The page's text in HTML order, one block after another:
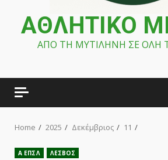
ΑΘΛΗΤΙΚΟ
ΑΠΟ ΤΗ ΜΥΤΙΛΗΝΗ ΣΕ ΟΛΗ
Home 2025 Δεκέμβριος 11
Α ΕΠΣΛ ΛΕΣΒΟΣ